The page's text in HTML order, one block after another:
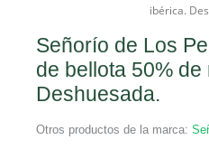
ibérica.
Señorío de Los
de bellota 50%
Deshuesada.
Otros productos de la marca: